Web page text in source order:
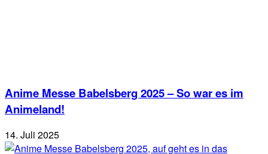
Anime Messe Babelsberg 2025 – So war es im
Animeland!
14. Juli 2025